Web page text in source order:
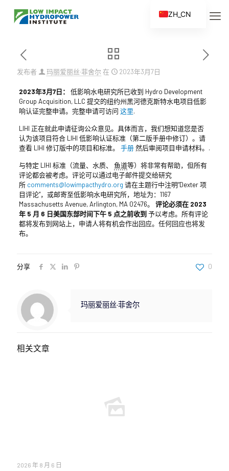
发布者 玛丽爱丽丝·菲舍尔 在 2023年3月7日
2023年3月7日：
低影响水电研究所已收到 Hydro Development
Group Acquisition, LLC 提交的纽约州黑河德克斯特水电项目低影
响认证完整申请。完整申请可访问 这里.
LIHI 正在就此申请征询公众意见。具体而言，我们想知道您是否
认为该项目符合 LIHI 低影响认证标准（第二版手册中修订）。请
查看 LIHI 修订版中的项目和标准。 手册然后审阅项目申请材料。.
与特定 LIHI 标准（流量、水质、 鱼道等）将非常有帮助，但所有
评论都会被考虑。评论可以通过电子邮件提交给研究
所 comments@lowimpacthydro.org 请在主题行中注明“Dexter 项
目评论”，或邮寄至低影响水电研究所，地址为：1167
Massachusetts Avenue, Arlington, MA 02476。 评论必须在 2023
年 5 月 6 日美国东部时间下午 5 点之前收到 予以考虑。所有评论
都将发布到网站上，申请人将有机会作出回应。任何回应也将发
布。
分享 0
玛丽爱丽丝·菲舍尔
相关文章
2026 年 8 月 6 日
ZH_CN